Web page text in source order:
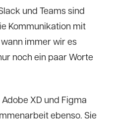
und Teams sind
Kommunikation mit
immer wir es
noch ein paar Worte
XD und Figma
ebenso. Sie